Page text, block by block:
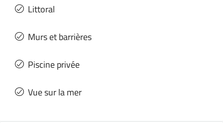
Littoral
Murs et barrières
Piscine privée
Vue sur la mer